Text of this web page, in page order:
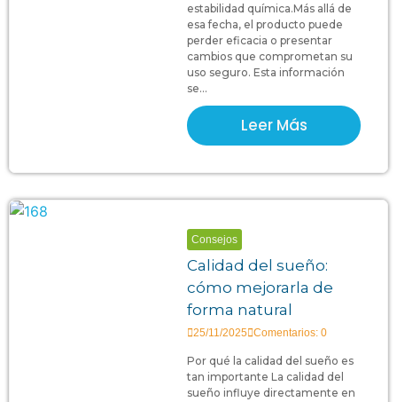
estabilidad química.Más allá de
esa fecha, el producto puede
perder eficacia o presentar
cambios que comprometan su
uso seguro. Esta información
se...
Leer Más
Consejos
Calidad del sueño:
cómo mejorarla de
forma natural
25/11/2025 Comentarios: 0
Por qué la calidad del sueño es
tan importante La calidad del
sueño influye directamente en